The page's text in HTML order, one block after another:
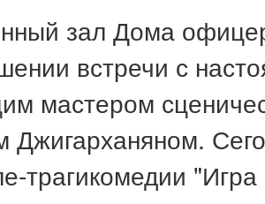
зал Дома
встречи с
мастером
трагикомедии